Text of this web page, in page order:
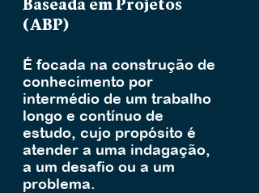
Baseada em Projetos
(ABP)
É focada na construção de
conhecimento por
intermédio de um trabalho
longo e contínuo de
estudo, cujo propósito é
atender a uma indagação,
a um desafio ou a um
problema.